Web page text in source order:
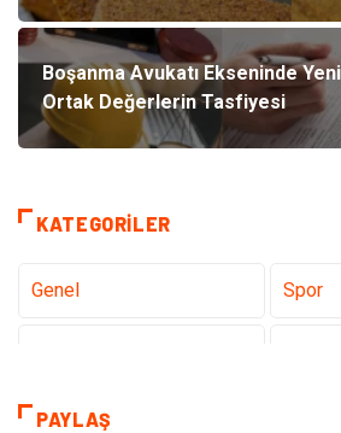
Boşanma Avukatı Ekseninde
Ortak Değerlerin Tasfiyesi
KATEGORILER
Genel Spor
Dünya'dan Haberler
PAYLAŞ